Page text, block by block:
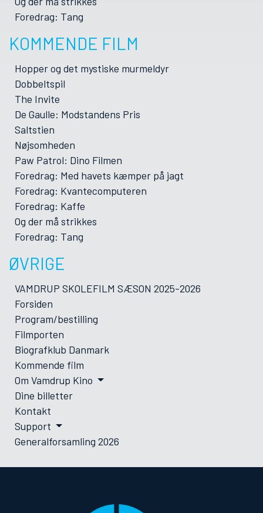
Foredrag: Tang
KOMMENDE FILM
Hopper og det mystiske murmeldyr
Dobbeltspil
The Invite
De Gaulle: Modstandens Pris
Saltstien
Nøjsomheden
Paw Patrol: Dino Filmen
Foredrag: Med havets kæmper på jagt
Foredrag: Kvantecomputeren
Foredrag: Kaffe
Og der må strikkes
Foredrag: Tang
ØVRIGE
VAMDRUP SKOLEFILM SÆSON 2025-2026
Forsiden
Program/bestilling
Filmporten
Biografklub Danmark
Kommende film
Om Vamdrup Kino
Dine billetter
Kontakt
Support
Generalforsamling 2026